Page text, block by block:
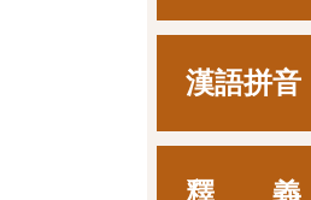
漢語拼音